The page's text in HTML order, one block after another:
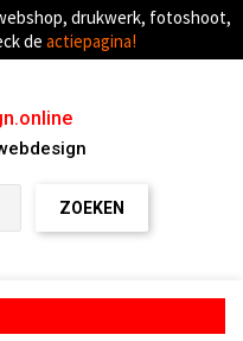
drukwerk, fotoshoot,
de actiepagina!